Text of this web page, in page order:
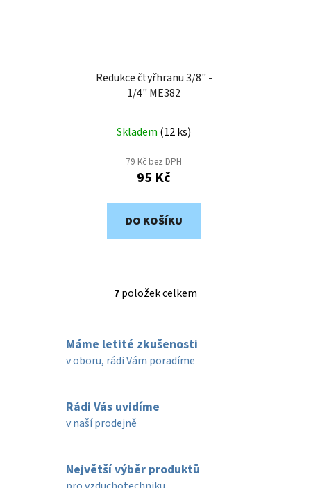
Redukce čtyřhranu 3/8" -
1/4" ME382
Skladem (12 ks)
79 Kč bez DPH
95 Kč
DO KOŠÍKU
O
á
d
í
k
y
7položek celkem
Máme letité zkušenosti
v oboru, rádi Vám poradíme
Rádi Vás uvidíme
v naší prodejně
Největší výběr produktů